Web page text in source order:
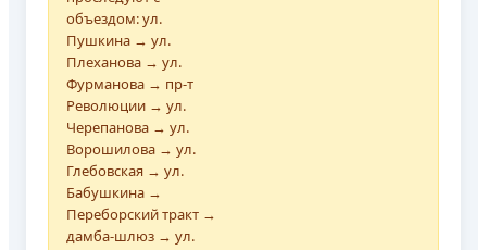
объездом: ул.
Пушкина → ул.
Плеханова → ул.
Фурманова → пр-т
Революции → ул.
Черепанова → ул.
Ворошилова → ул.
Глебовская → ул.
Бабушкина →
Переборский тракт →
дамба-шлюз → ул.